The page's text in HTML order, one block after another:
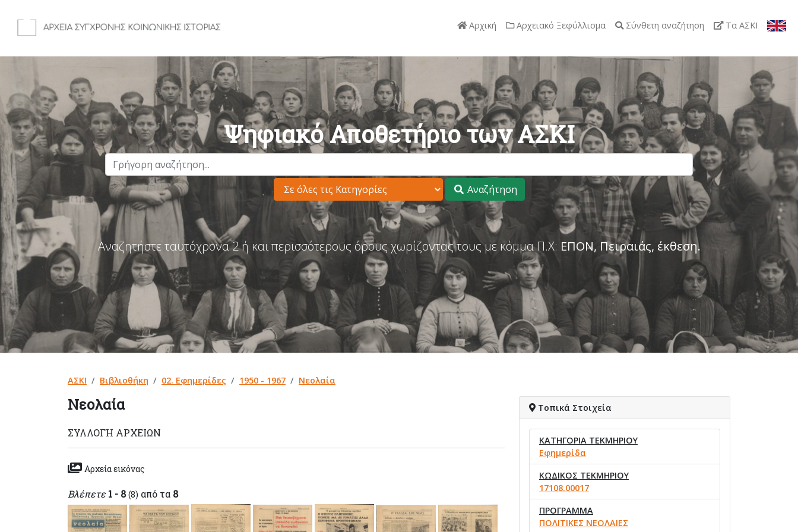
Αρχική Αρχειακό Ξεφύλλισμα Σύνθετη αναζήτηση Τα ΑΣΚΙ
Ψηφιακό Αποθετήριο των ΑΣΚΙ
Αναζήτηση
Αναζητήστε ταυτόχρονα 2 ή και περισσότερους όρους χωρίζοντας τους με κόμμα Π.Χ: ΕΠΟΝ, Πειραιάς, έκθεση.
ΑΣΚΙ Βιβλιοθήκη 02. Εφημερίδες 1950 - 1967 Νεολαία
Νεολαία
ΣΥΛΛΟΓΉ ΑΡΧΕΊΩΝ
Αρχεία εικόνας
Βλέπετε 1 - 8 (8) από τα 8
Τοπικά Στοιχεία
ΚΑΤΗΓΟΡΙΑ ΤΕΚΜΗΡΙΟΥ
Εφημερίδα
ΚΩΔΙΚΟΣ ΤΕΚΜΗΡΙΟΥ
17108.00017
ΠΡΟΓΡΑΜΜΑ
ΠΟΛΙΤΙΚΕΣ ΝΕΟΛΑΙΕΣ